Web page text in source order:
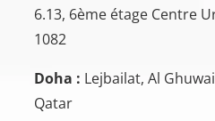
6.13, 6ème étage Centre
1082
Doha : Lejbailat, Al
Qatar